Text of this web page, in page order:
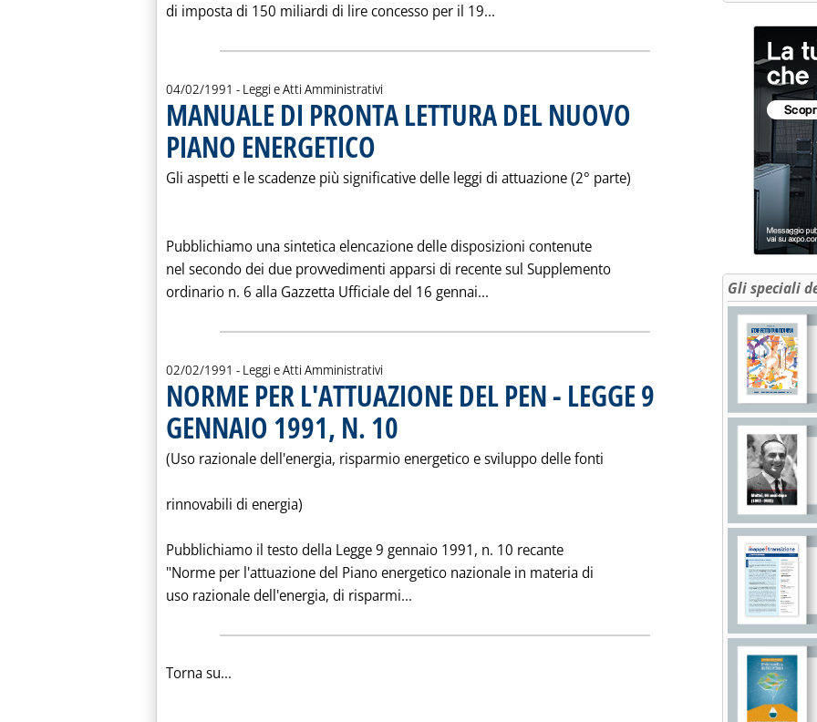
di imposta di 150 miliardi di lire concesso per il 19...
04/02/1991 - Leggi e Atti Amministrativi
MANUALE DI PRONTA LETTURA DEL NUOVO
PIANO ENERGETICO
Gli aspetti e le scadenze più significative delle leggi di attuazione (2° parte)
Pubblichiamo una sintetica elencazione delle disposizioni contenute
nel secondo dei due provvedimenti apparsi di recente sul Supplemento
ordinario n. 6 alla Gazzetta Ufficiale del 16 gennai... Leggi tutta la notizia: 'MANUALE DI PRONTA
02/02/1991 - Leggi e Atti Amministrativi
NORME PER L'ATTUAZIONE DEL PEN - LEGGE 9
GENNAIO 1991, N. 10
(Uso razionale dell'energia, risparmio energetico e sviluppo delle fonti
rinnovabili di energia)
Pubblichiamo il testo della Legge 9 gennaio 1991, n. 10 recante
"Norme per l'attuazione del Piano energetico nazionale in materia di
uso razionale dell'energia, di risparmi... Leggi tutta la notizia: 'NORME PER L'ATTUAZIONE DEL PEN -
Torna su...
Gli speciali